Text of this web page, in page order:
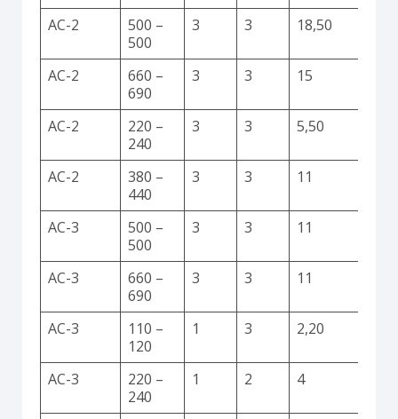
AC-2
500 –
500
3 3 18,50
AC-2
660 –
690
3 3 15
AC-2
220 –
240
3 3 5,50
AC-2
380 –
440
3 3 11
AC-3
500 –
500
3 3 11
AC-3
660 –
690
3 3 11
AC-3
110 –
120
1 3 2,20
AC-3
220 –
240
1 2 4